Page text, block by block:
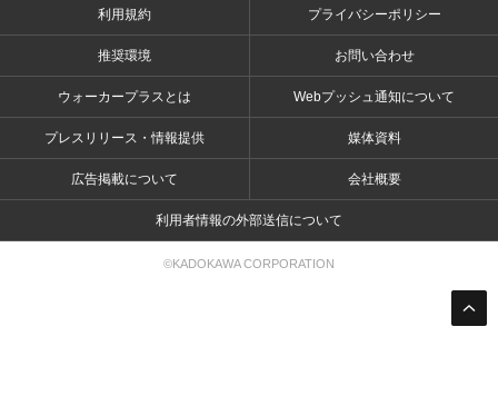
利用規約 プライバシーポリシー
推奨環境 お問い合わせ
ウォーカープラスとは Webプッシュ通知について
プレスリリース・情報提供 媒体資料
広告掲載について 会社概要
利用者情報の外部送信について
©KADOKAWA CORPORATION